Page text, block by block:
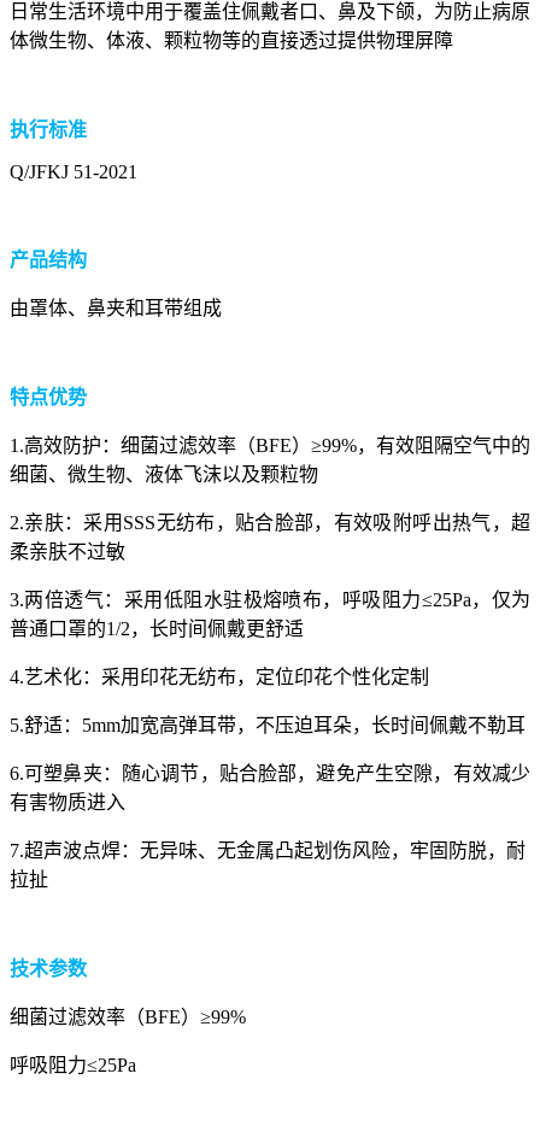
日常生活环境中用于覆盖住佩戴者口、鼻及下颌，为防止病原
体微生物、体液、颗粒物等的直接透过提供物理屏障
执行标准
Q/JFKJ 51-2021
产品结构
由罩体、鼻夹和耳带组成
特点优势
1.高效防护：细菌过滤效率（BFE）≥99%，有效阻隔空气中的
细菌、微生物、液体飞沫以及颗粒物
2.亲肤：采用SSS无纺布，贴合脸部，有效吸附呼出热气，超
柔亲肤不过敏
3.两倍透气：采用低阻水驻极熔喷布，呼吸阻力≤25Pa，仅为
普通口罩的1/2，长时间佩戴更舒适
4.艺术化：采用印花无纺布，定位印花个性化定制
5.舒适：5mm加宽高弹耳带，不压迫耳朵，长时间佩戴不勒耳
6.可塑鼻夹：随心调节，贴合脸部，避免产生空隙，有效减少
有害物质进入
7.超声波点焊：无异味、无金属凸起划伤风险，牢固防脱，耐
拉扯
技术参数
细菌过滤效率（BFE）≥99%
呼吸阻力≤25Pa